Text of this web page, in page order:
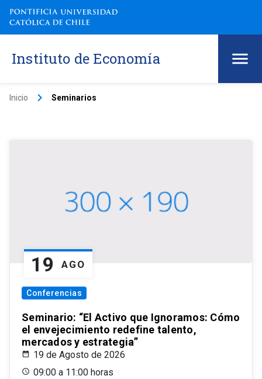
Instituto de Economía
Inicio keyboard_arrow_right Seminarios
19 AGO
Conferencias
Seminario: “El Activo que Ignoramos: Cómo
el envejecimiento redefine talento,
mercados y estrategia”
19 de Agosto de 2026
09:00 a 11:00 horas